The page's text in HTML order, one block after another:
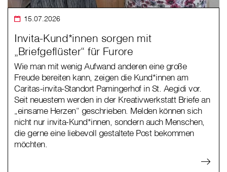
15.07.2026
Invita-Kund*innen sorgen mit
„Briefgeflüster“ für Furore
Wie man mit wenig Aufwand anderen eine große
Freude bereiten kann, zeigen die Kund*innen am
Caritas-invita-Standort Pamingerhof in St. Aegidi vor.
Seit neuestem werden in der Kreativwerkstatt Briefe an
„einsame Herzen“ geschrieben. Melden können sich
nicht nur invita-Kund*innen, sondern auch Menschen,
die gerne eine liebevoll gestaltete Post bekommen
möchten.